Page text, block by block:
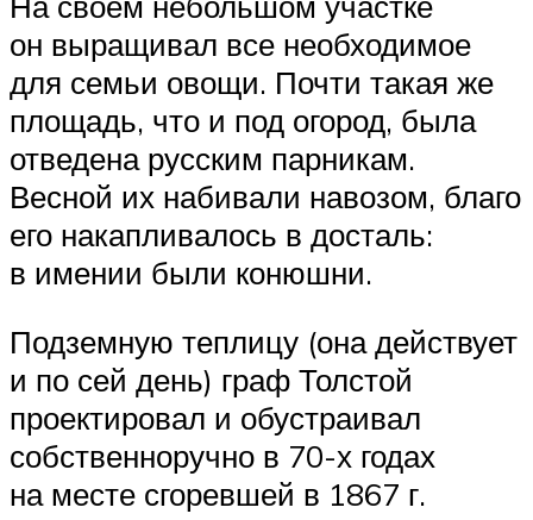
он выращивал все необходимое
для семьи овощи. Почти такая же
площадь, что и под огород, была
отведена русским парникам.
Весной их набивали навозом, благо
его накапливалось в досталь:
в имении были конюшни.
Подземную теплицу (она действует
и по сей день) граф Толстой
проектировал и обустраивал
собственноручно в 70-х годах
на месте сгоревшей в 1867 г.